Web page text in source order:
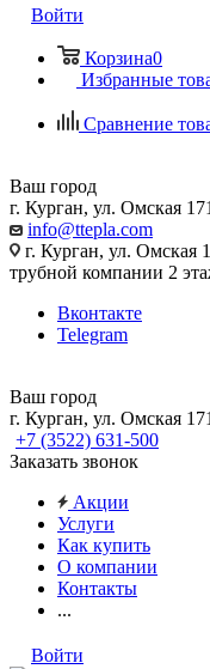
Войти
Корзина0
Избранные
Сравнение
Ваш город
г. Курган, ул. Омская
info@ttepla.com
г. Курган, ул. Омская
трубной компании 2
Вконтакте
Telegram
Ваш город
г. Курган, ул. Омская
+7 (3522) 631-500
Заказать звонок
Акции
Услуги
Как купить
О компании
Контакты
...
Войти